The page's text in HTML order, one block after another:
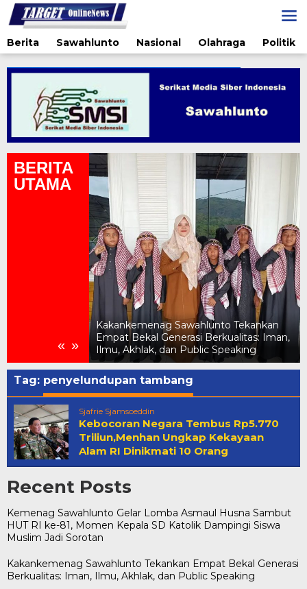
Lewati
ke
konten
Berita
Sawahlunto Nasional Olahraga Politik
BERITA
UTAMA
« »
Kakankemenag Sawahlunto Tekankan
Empat Bekal Generasi Berkualitas: Iman,
Ilmu, Akhlak, dan Public Speaking
Tag: penyelundupan tambang
Sjafrie Sjamsoeddin
Kebocoran Negara Tembus Rp5.770
Triliun,Menhan Ungkap Kekayaan
Alam RI Dinikmati 10 Orang
Recent Posts
Kemenag Sawahlunto Gelar Lomba Asmaul Husna Sambut
HUT RI ke-81, Momen Kepala SD Katolik Dampingi Siswa
Muslim Jadi Sorotan
Kakankemenag Sawahlunto Tekankan Empat Bekal Generasi
Berkualitas: Iman, Ilmu, Akhlak, dan Public Speaking